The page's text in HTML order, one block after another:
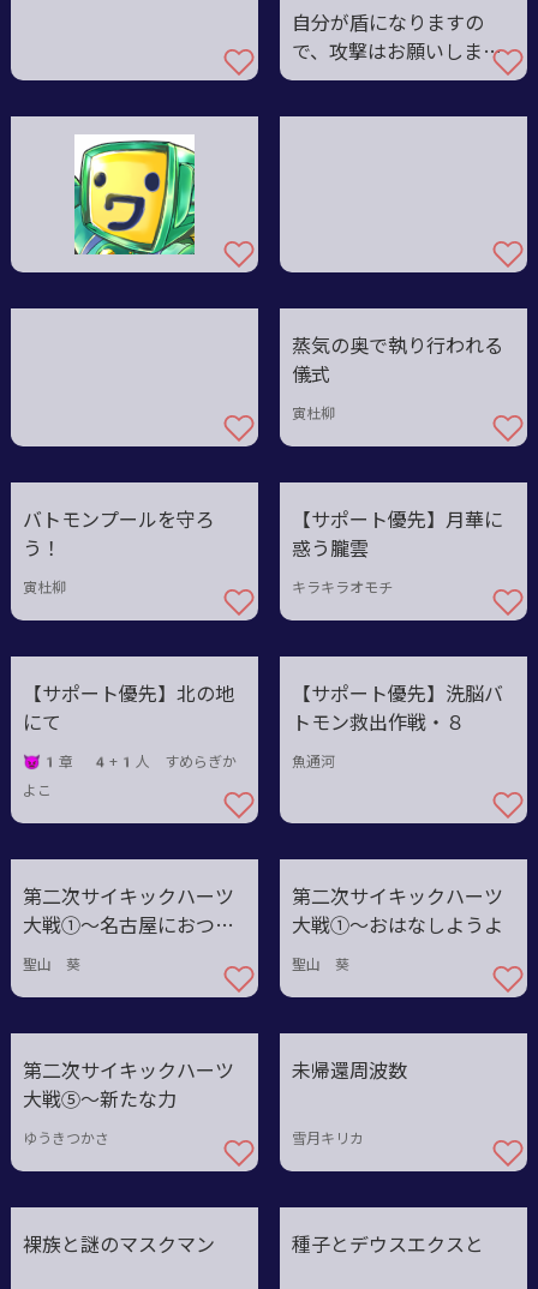
自分が盾になりますの
で、攻撃はお願いしま
す！
蒸気の奥で執り行われる
儀式
寅杜柳
バトモンプールを守ろ
う！
寅杜柳
【サポート優先】月華に
惑う朧雲
キラキラオモチ
【サポート優先】北の地
にて
👿1章 4+1人
すめらぎか
よこ
【サポート優先】洗脳バ
トモン救出作戦・８
魚通河
第二次サイキックハーツ
大戦①〜名古屋におつか
れさまを
聖山 葵
第二次サイキックハーツ
大戦①〜おはなしようよ
聖山 葵
第二次サイキックハーツ
大戦⑤〜新たな力
ゆうきつかさ
未帰還周波数
雪月キリカ
裸族と謎のマスクマン 種子とデウスエクスと